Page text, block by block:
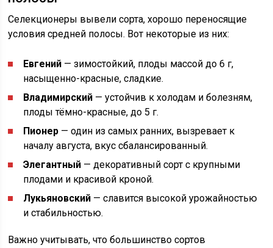
Селекционеры вывели сорта, хорошо переносящие
условия средней полосы. Вот некоторые из них:
Евгений — зимостойкий, плоды массой до 6 г,
насыщенно-красные, сладкие.
Владимирский — устойчив к холодам и болезням,
плоды тёмно-красные, до 5 г.
Пионер — один из самых ранних, вызревает к
началу августа, вкус сбалансированный.
Элегантный — декоративный сорт с крупными
плодами и красивой кроной.
Лукьяновский — славится высокой урожайностью
и стабильностью.
Важно учитывать, что большинство сортов